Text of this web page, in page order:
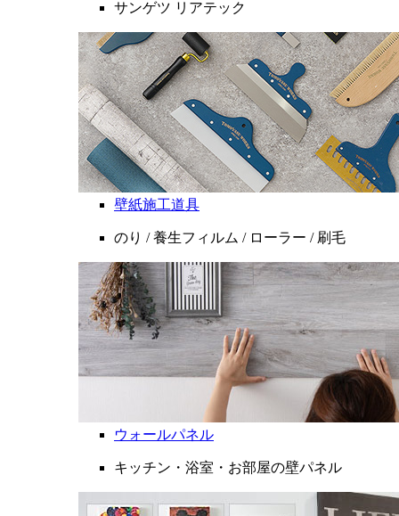
サンゲツ リアテック
壁紙施工道具
のり / 養生フィルム / ローラー / 刷毛
ウォールパネル
キッチン・浴室・お部屋の壁パネル